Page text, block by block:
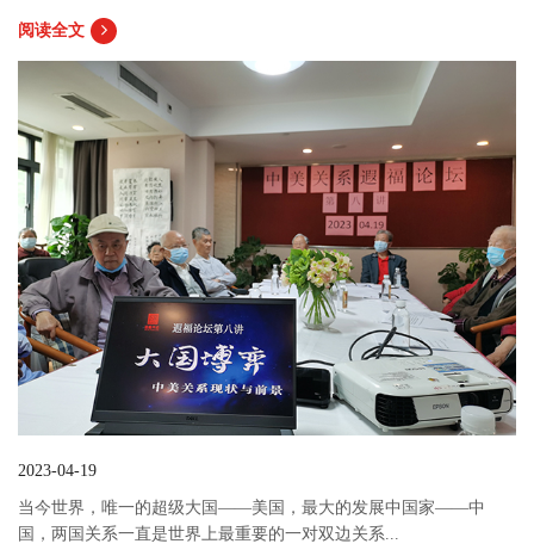
阅读全文
2023-04-19
当今世界，唯一的超级大国——美国，最大的发展中国家——中
国，两国关系一直是世界上最重要的一对双边关系...